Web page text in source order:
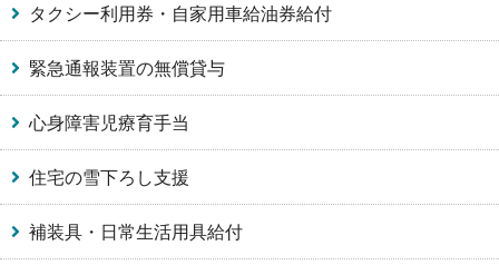
タクシー利用券・自家用車給油券給付
緊急通報装置の無償貸与
心身障害児療育手当
住宅の雪下ろし支援
補装具・日常生活用具給付